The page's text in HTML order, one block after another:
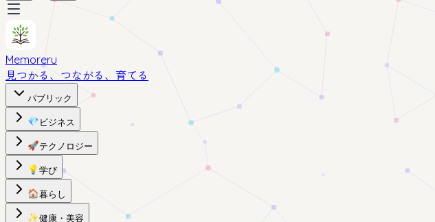
Memoreru
見つかる、つながる、育てる
パブリック
💎 ビジネス
🚀テクノロジー
💡 学び
🏠暮らし
✨健康・美容